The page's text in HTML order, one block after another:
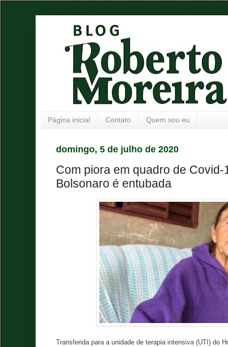
Página inicial Contato Quem sou eu
domingo, 5 de julho de 2020
Com piora em quadro de
Bolsonaro é entubada
Transferida para a unidade de terapia intensiva (UTI) do